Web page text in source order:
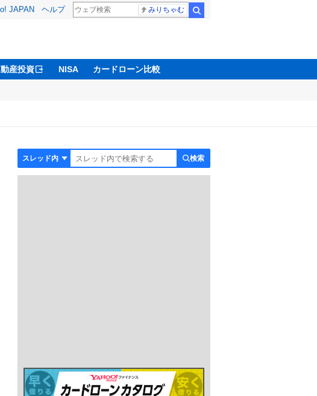
JAPAN ヘルプ みりちゃむ
産投資 NISA カードローン比較
検索